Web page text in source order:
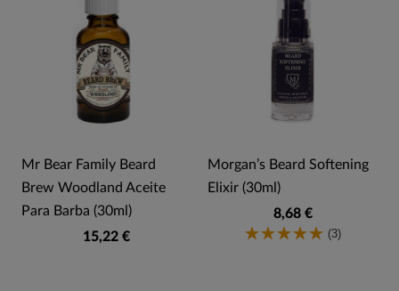
Mr Bear Family Beard
Brew Woodland Aceite
Para Barba (30ml)
15,22 €
Morgan’s Beard Softening
Elixir (30ml)
8,68 €
(3)